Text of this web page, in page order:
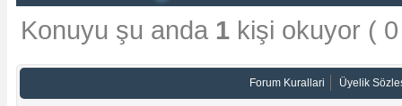
Konuyu şu anda 1 kişi okuyor (
Forum Kurallari Üyelik